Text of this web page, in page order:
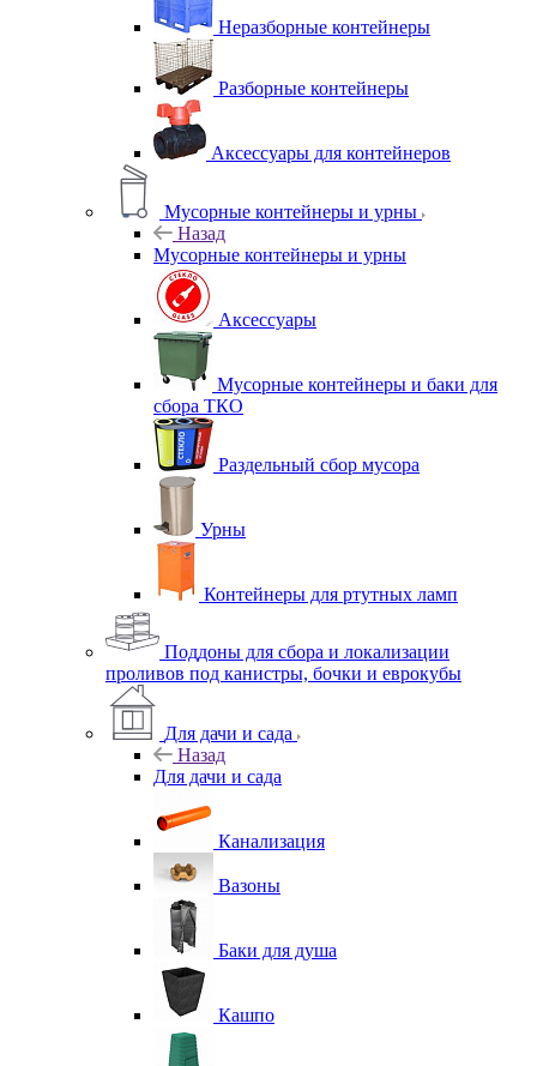
Неразборные контейнеры
Разборные контейнеры
Аксессуары для контейнеров
Мусорные контейнеры и урны
Назад
Мусорные контейнеры и урны
Аксессуары
Мусорные контейнеры и баки для
сбора ТКО
Раздельный сбор мусора
Урны
Контейнеры для ртутных ламп
Поддоны для сбора и локализации
проливов под канистры, бочки и еврокубы
Для дачи и сада
Назад
Для дачи и сада
Канализация
Вазоны
Баки для душа
Кашпо